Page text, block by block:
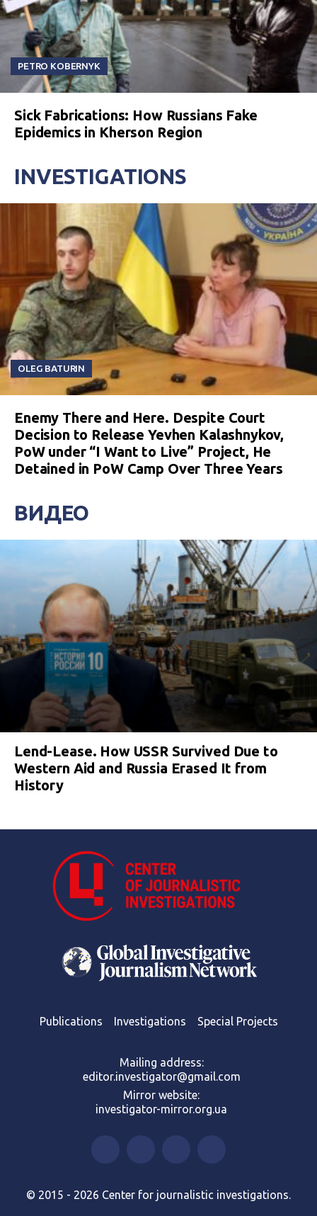
PETRO KOBERNYK
Sick Fabrications: How Russians Fake
Epidemics in Kherson Region
INVESTIGATIONS
OLEG BATURIN
Enemy There and Here. Despite Court
Decision to Release Yevhen Kalashnykov,
PoW under “I Want to Live” Project, He
Detained in PoW Camp Over Three Years
ВИДЕО
Lend-Lease. How USSR Survived Due to
Western Aid and Russia Erased It from
History
Publications Investigations Special Projects
Mailing address:
editor.investigator@gmail.com
Mirror website:
investigator-mirror.org.ua
© 2015 - 2026 Center for journalistic investigations.